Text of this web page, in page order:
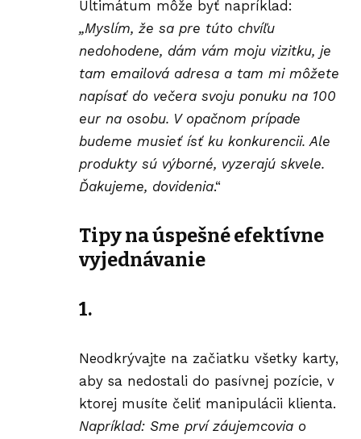
Ultimátum môže byť napríklad:
„Myslím, že sa pre túto chvíľu
nedohodene, dám vám moju vizitku, je
tam emailová adresa a tam mi môžete
napísať do večera svoju ponuku na 100
eur na osobu. V opačnom prípade
budeme musieť ísť ku konkurencii. Ale
produkty sú výborné, vyzerajú skvele.
Ďakujeme, dovidenia.“
Tipyna úspešné efektívne
vyjednávanie
1.
Neodkrývajte na začiatku všetky karty,
aby sa nedostali do pasívnej pozície, v
ktorej musíte čeliť manipulácii klienta.
Napríklad: Sme prví záujemcovia o